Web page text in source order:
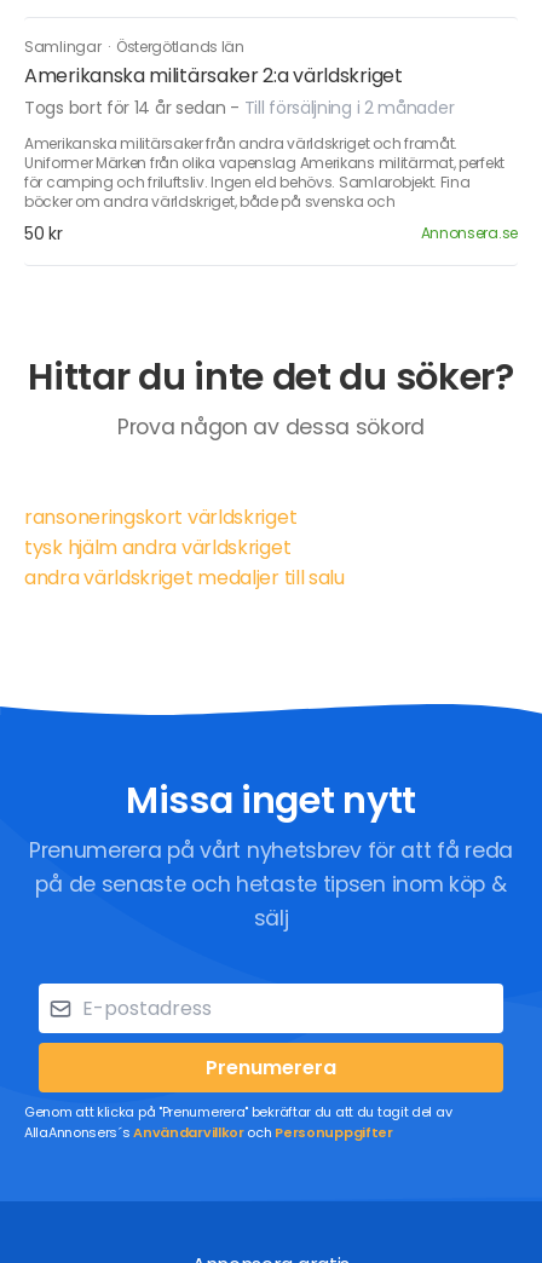
Samlingar · Östergötlands län
Amerikanska militärsaker 2:a världskriget
Togs bort för 14 år sedan - Till försäljning i 2 månader
Amerikanska militärsaker från andra världskriget och framåt.
Uniformer Märken från olika vapenslag Amerikans militärmat, perfekt
för camping och friluftsliv. Ingen eld behövs. Samlarobjekt. Fina
böcker om andra världskriget, både på svenska och
50 kr Annonsera.se
Hittar du inte det du söker?
Prova någon av dessa sökord
ransoneringskort världskriget
tysk hjälm andra världskriget
andra världskriget medaljer till salu
Missa inget nytt
Prenumerera på vårt nyhetsbrev för att få reda
på de senaste och hetaste tipsen inom köp &
sälj
Prenumerera
Genom att klicka på "Prenumerera" bekräftar du att du tagit del av
AllaAnnonsers´sAnvändarvillkoroch Personuppgifter